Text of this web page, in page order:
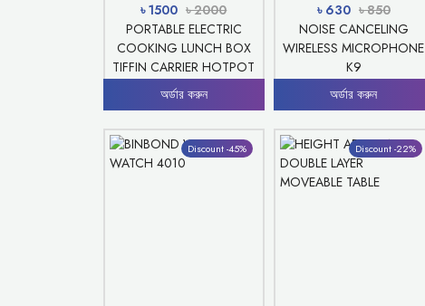
৳ 1500 ৳ 2000
PORTABLE ELECTRIC
COOKING LUNCH BOX
TIFFIN CARRIER HOTPOT
অর্ডার করুন
৳ 630 ৳ 850
NOISE CANCELING
WIRELESS MICROPHONE
K9
অর্ডার করুন
Discount -45% Discount -22%